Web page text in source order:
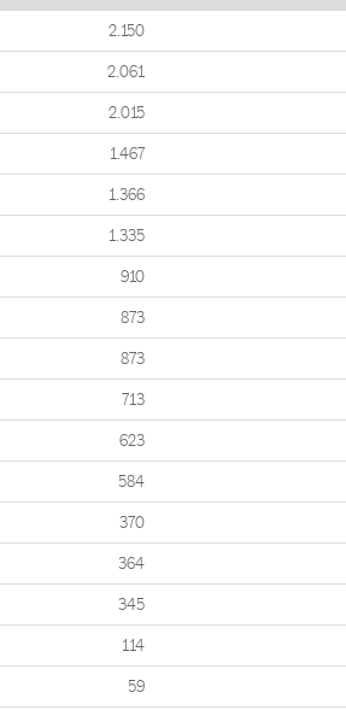
2.150
2.061
2.015
1.467
1.366
1.335
910
873
873
713
623
584
370
364
345
114
59